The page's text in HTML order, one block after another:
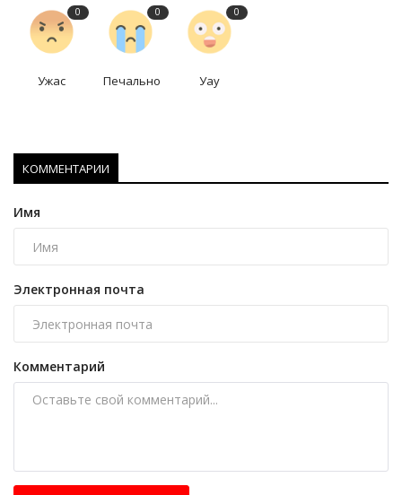
0
Ужас
0
Печально
0
Уау
КОММЕНТАРИИ
Имя
Электронная почта
Комментарий